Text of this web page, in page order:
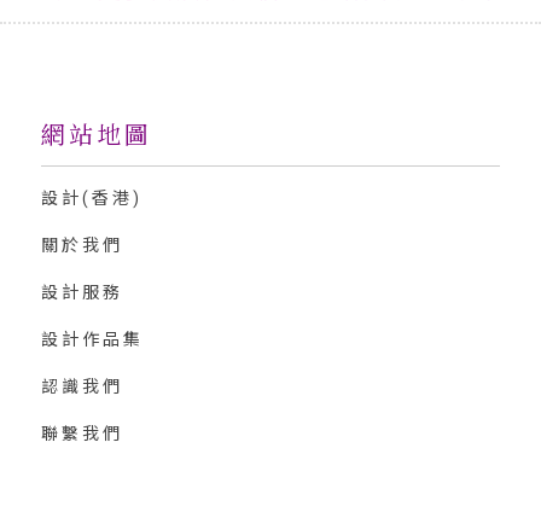
網站地圖
設計(香港)
關於我們
設計服務
設計作品集
認識我們
聯繫我們